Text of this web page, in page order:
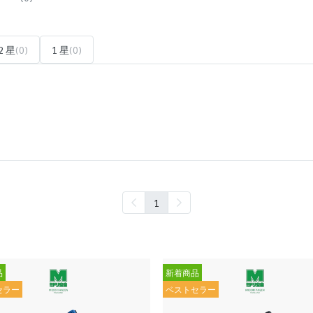
星(0) 1 星(0)
1
ラー
新着商品
ベストセラー